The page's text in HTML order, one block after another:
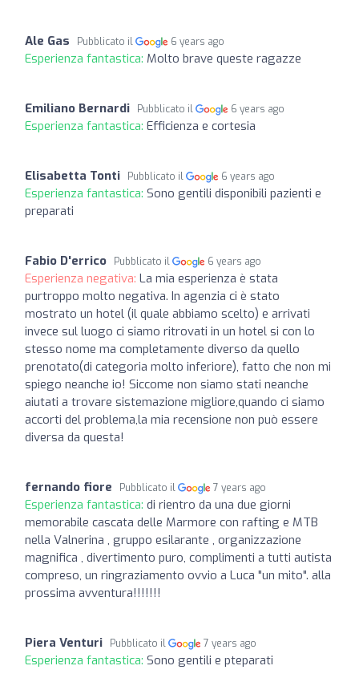
Ale Gas Pubblicato il 6 years ago
Esperienza fantastica: Molto brave queste ragazze
Emiliano Bernardi Pubblicato il 6 years ago
Esperienza fantastica: Efficienza e cortesia
Elisabetta Tonti Pubblicato il 6 years ago
Esperienza fantastica: Sono gentili disponibili pazienti e
preparati
Fabio D'errico Pubblicato il 6 years ago
Esperienza negativa: La mia esperienza è stata
purtroppo molto negativa. In agenzia ci è stato
mostrato un hotel (il quale abbiamo scelto) e arrivati
invece sul luogo ci siamo ritrovati in un hotel si con lo
stesso nome ma completamente diverso da quello
prenotato(di categoria molto inferiore), fatto che non mi
spiego neanche io! Siccome non siamo stati neanche
aiutati a trovare sistemazione migliore,quando ci siamo
accorti del problema,la mia recensione non può essere
diversa da questa!
fernando fiore Pubblicato il 7 years ago
Esperienza fantastica: di rientro da una due giorni
memorabile cascata delle Marmore con rafting e MTB
nella Valnerina , gruppo esilarante , organizzazione
magnifica , divertimento puro, complimenti a tutti autista
compreso, un ringraziamento ovvio a Luca "un mito". alla
prossima avventura!!!!!!!
Piera Venturi Pubblicato il 7 years ago
Esperienza fantastica: Sono gentili e pteparati